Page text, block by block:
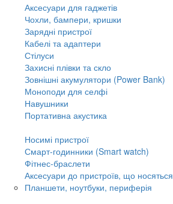
Аксесуари для гаджетів
Чохли, бампери, кришки
Зарядні пристрої
Кабелі та адаптери
Стілуси
Захисні плівки та скло
Зовнішні акумулятори (Power Bank)
Моноподи для селфі
Навушники
Портативна акустика
Носимі пристрої
Смарт-годинники (Smart watch)
Фітнес-браслети
Аксесуари до пристроїв, що носяться
Планшети, ноутбуки, периферія